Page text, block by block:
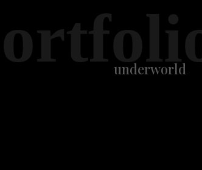
underworld